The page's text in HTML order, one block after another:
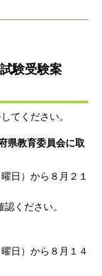
験受験案
てください。
県教育委員会に取
）から８月２１
ください。
）から８月１４